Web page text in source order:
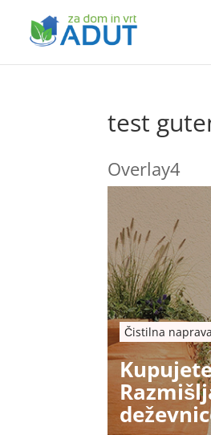
test
Overlay4
Čistilna naprava